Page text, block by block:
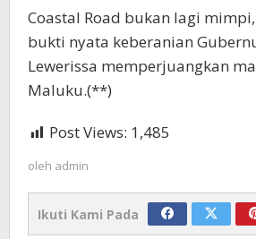
Coastal Road bukan lagi
bukti nyata keberanian
Lewerissa memperjuangkan
Maluku.(**)
Post Views: 1,485
oleh admin
Ikuti Kami Pada